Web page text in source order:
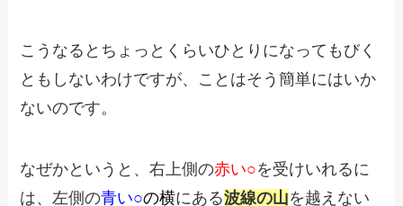
こうなるとちょっとくらいひとりになっても びく
ともしないわけですが、ことはそう簡単にはいか
ないのです。
なぜかというと、右上側の赤い○を受けいれるに
は、左側の青い○の横にある波線の山を越えない